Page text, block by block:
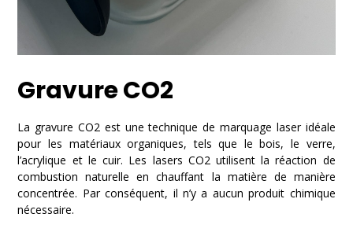
Gravure CO2
La gravure CO2 est une technique de marquage laser idéale
pour les matériaux organiques, tels que le bois, le verre,
l’acrylique et le cuir. Les lasers CO2 utilisent la réaction de
combustion naturelle en chauffant la matière de manière
concentrée. Par conséquent, il n’y a aucun produit chimique
nécessaire.